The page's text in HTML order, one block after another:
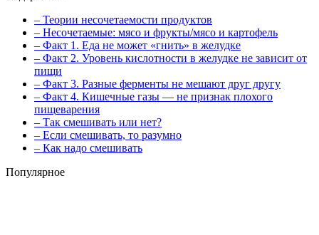
– Теории несочетаемости продуктов
– Несочетаемые: мясо и фрукты/мясо и картофель
– Факт 1. Еда не может «гнить» в желудке
– Факт 2. Уровень кислотности в желудке не зависит от
пищи
– Факт 3. Разные ферменты не мешают друг другу
– Факт 4. Кишечные газы — не признак плохого
пищеварения
– Так смешивать или нет?
– Если смешивать, то разумно
– Как надо смешивать
Популярное